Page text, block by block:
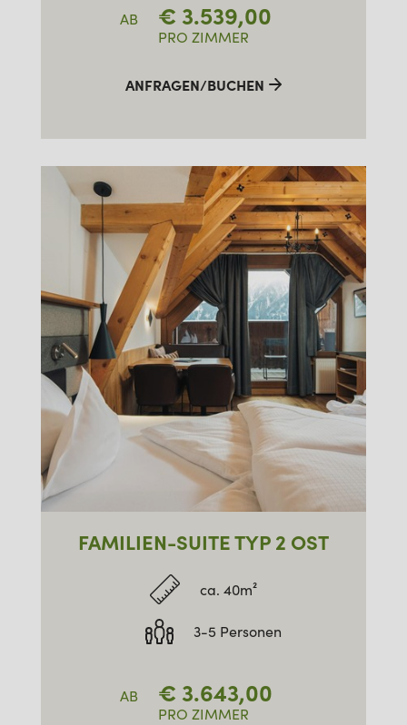
AB € 3.539,00
PRO ZIMMER
ANFRAGEN/BUCHEN
FAMILIEN-SUITE TYP 2 OST
ca. 40m²
3-5 Personen
AB € 3.643,00
PRO ZIMMER